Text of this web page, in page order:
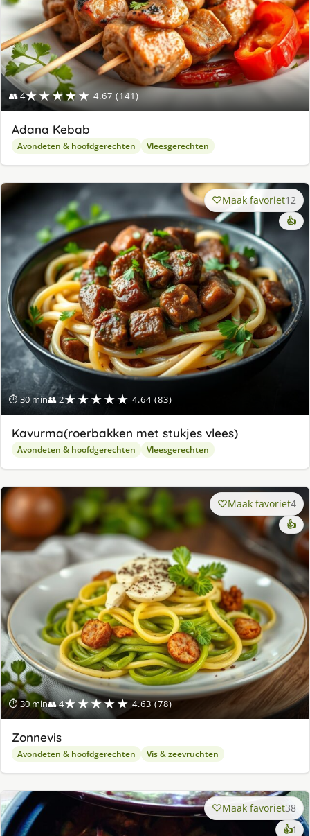
👥 4★★★★★ 4.67 (141)
Adana Kebab
Avondeten & hoofdgerechten Vleesgerechten
⏱ 30 min👥 2★★★★★ 4.64 (83)
Maak favoriet12
👍
Kavurma(roerbakken met stukjes vlees)
Avondeten & hoofdgerechten Vleesgerechten
⏱ 30 min👥 4★★★★★ 4.63 (78)
Maak favoriet4
👍
Zonnevis
Avondeten & hoofdgerechten Vis & zeevruchten
Maak favoriet38
👍1